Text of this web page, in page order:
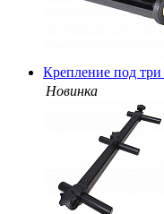
Крепление под три
Новинка